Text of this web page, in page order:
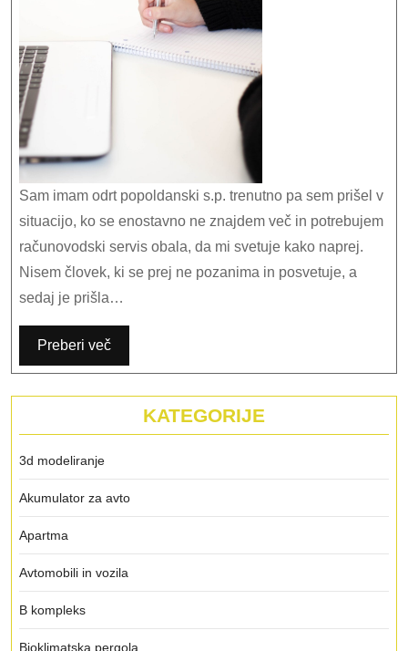
Sam imam odrt popoldanski s.p. trenutno pa sem prišel v
situacijo, ko se enostavno ne znajdem več in potrebujem
računovodski servis obala, da mi svetuje kako naprej.
Nisem človek, ki se prej ne pozanima in posvetuje, a
sedaj je prišla…
Preberi več
KATEGORIJE
3d modeliranje
Akumulator za avto
Apartma
Avtomobili in vozila
B kompleks
Bioklimatska pergola